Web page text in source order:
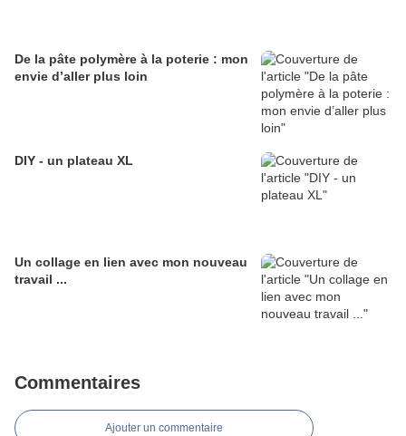
De la pâte polymère à la poterie : mon
envie d’aller plus loin
DIY - un plateau XL
Un collage en lien avec mon nouveau
travail ...
Commentaires
Ajouter un commentaire